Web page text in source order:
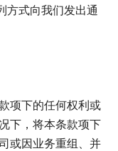
方式向我们发出通
项下的任何权利或
下，将本条款项下
或因业务重组、并